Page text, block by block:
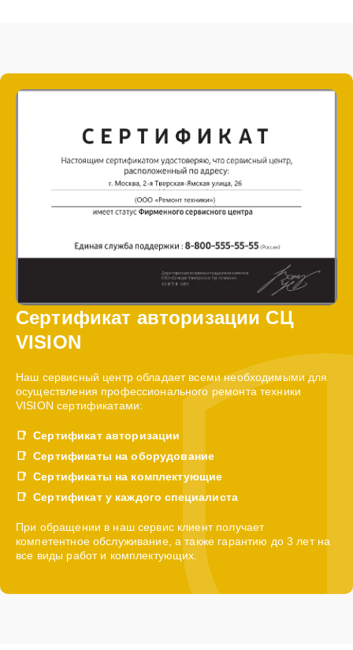
Сертификат авторизации СЦ
VISION
Наш сервисный центр обладает всеми необходимыми для
осуществления профессионального ремонта техники
VISION сертификатами:
Сертификат авторизации
Сертификаты на оборудование
Сертификаты на комплектующие
Сертификат у каждого специалиста
При обращении в наш сервис клиент получает
компетентное обслуживание, а также гарантию до 3 лет на
все виды работ и комплектующих.